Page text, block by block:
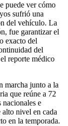
puede ver cómo
sufrió una
del vehículo. La
fue garantizar el
exacto del
del
reporte médico
marcha junto a la
que reúne a 72
e
nivel en cada
en la temporada.